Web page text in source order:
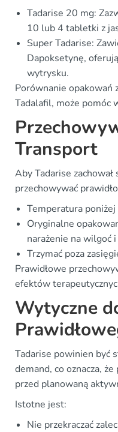
Tadarise 20 mg:
10 lub 4 tabletki z
Super Tadarise:
Dapoksetynę,
wytrysku.
Porównanie opakowań
Tadalafil, może pomóc
Transport
Aby Tadarise
przechowywać
Temperatura poniżej
Oryginalne
narażenie na wilgoć
Trzymać poza
Prawidłowe
efektów
Wytyczne
Tadarise powinien być
demand, co oznacza,
przed planowaną
Istotne jest:
Nie przekraczać